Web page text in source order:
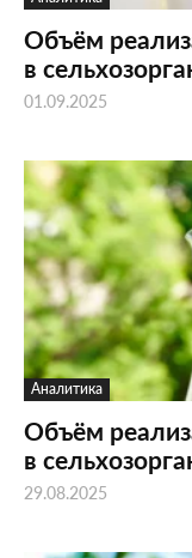
Объём
в
01.09.2025
Аналитика
Объём
в
29.08.2025